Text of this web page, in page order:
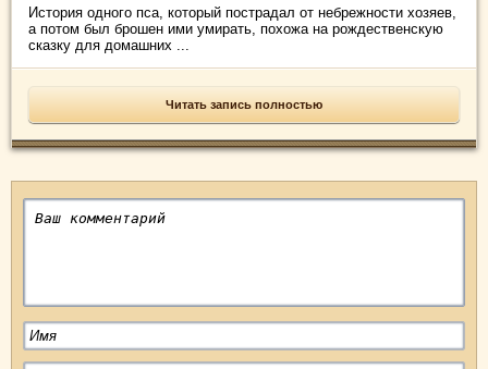
История одного пса, который пострадал от небрежности хозяев,
а потом был брошен ими умирать, похожа на рождественскую
сказку для домашних ...
Читать запись полностью